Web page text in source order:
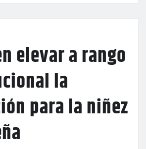
elevar a rango
la
para la niñez